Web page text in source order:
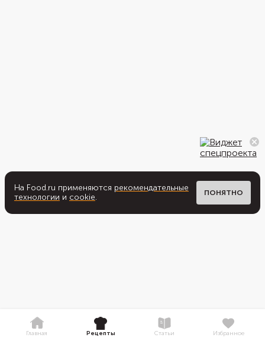
На Food.ru применяются рекомендательные
технологии и cookie. ПОНЯТНО
Главная Рецепты Статьи Избранное